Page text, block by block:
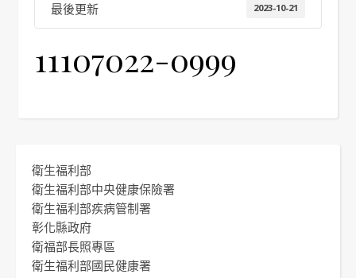
最後更新 2023-10-21
11107022-0999
衛生福利部
衛生福利部中央健康保險署
衛生福利部疾病管制署
彰化縣政府
衛福部長照專區
衛生福利部國民健康署